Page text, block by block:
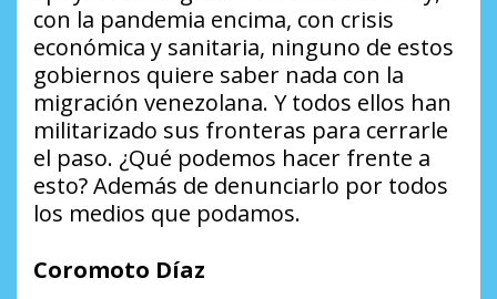
con la pandemia encima, con crisis
económica y sanitaria, ninguno de estos
gobiernos quiere saber nada con la
migración venezolana. Y todos ellos han
militarizado sus fronteras para cerrarle
el paso. ¿Qué podemos hacer frente a
esto? Además de denunciarlo por todos
los medios que podamos.
Coromoto Díaz